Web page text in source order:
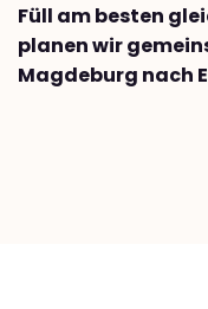
Füll am besten
planen wir
Magdeburg nach